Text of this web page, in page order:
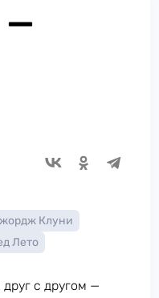
—
Клуни
Лето
с другом —